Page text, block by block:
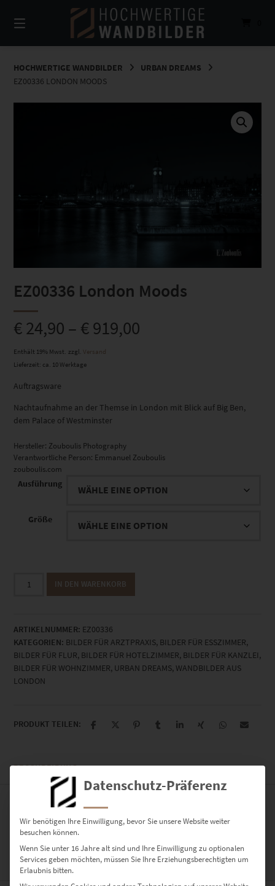
zum
Inhalt
HOCHWERTIGE WANDBILDER
URBAN DREAMS
EZ00336 LONDON MOODS
EZ00336 London Moods
€24,90 – €919,00
Enthält 19% Mwst. zzgl. Versand
Lieferzeit: ca. 10 Werktage
Auftragsware
Nachtaufnahme an der Themse in London mit Blick auf Big Ben,
dem Palace of Westminster
Hersteller: Zouboulis Photography
Verantwortliche Person: Emmanuel Zouboulis
zouboulis.com
Ausführung
Größe
London
IN DEN WARENKORB
ARTIKELNUMMER: EZ00336
KATEGORIEN: BILDER FÜR ARZTPRAXIS, BILDER FÜR ESSZIMMER,
BILDER FÜR FLUR, BILDER FÜR HOTELZIMMER, BILDER FÜR KANZLEI,
BILDER FÜR WOHNZIMMER, URBAN DREAMS, WANDBILDER AUS
LONDON
PRODUKT TEILEN:
BESCHREIBUNG
Die Westminster Bridge und der Palast von Westminster in London
bei Nacht
ZUSÄTZLICHE INFORMATIONEN
Datenschutz-Präferenz
Wir benötigen Ihre Einwilligung, bevor Sie unsere Website weiter
besuchen können.
Wenn Sie unter 16 Jahre alt sind und Ihre Einwilligung zu optionalen
Services geben möchten, müssen Sie Ihre Erziehungsberechtigten um
Erlaubnis bitten.